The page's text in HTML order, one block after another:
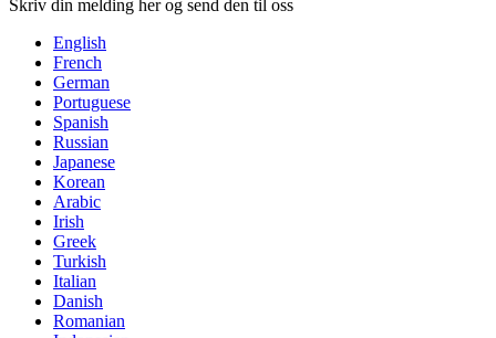
Skriv din melding her og send den til oss
English
French
German
Portuguese
Spanish
Russian
Japanese
Korean
Arabic
Irish
Greek
Turkish
Italian
Danish
Romanian